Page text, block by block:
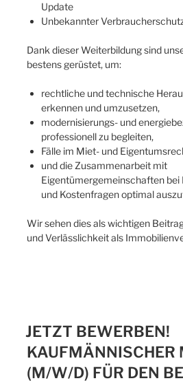
Update
Unbekannter
Dank dieser Weiterbildung sind
bestens gerüstet, um:
rechtliche und technische
erkennen und umzusetzen,
modernisierungs- und
professionell zu begleiten,
Fälle im Miet- und
und die Zusammenarbeit mit
Eigentümergemeinschaften bei
und Kostenfragen optimal
Wir sehen dies als wichtigen
und Verlässlichkeit als
JETZT BEWERBEN!
KAUFMÄNNISCHER
(M/W/D) FÜR DEN